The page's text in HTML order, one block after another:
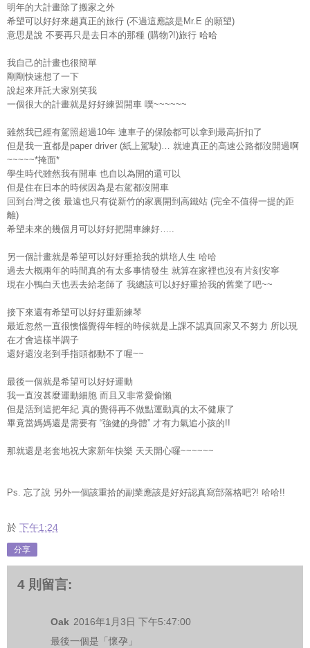
明年的大計畫除了搬家之外
希望可以好好來趟真正的旅行 (不過這應該是 Mr.E 的願望)
意思是說 不要再只是去日本的那種 (購物?!)旅行 哈哈
我自己的計畫也很簡單
剛剛快速想了一下
說起來拜託大家別笑我
一個很大的計畫就是好好練習開車 噗~~~~~~
雖然我已經有駕照超過10年 連車子的保險都可以拿到最高折扣了
但是我一直都是paper driver (紙上駕駛)… 就連真正的高速公路都沒開過啊
~~~~~*掩面*
學生時代雖然我有開車 也自以為開的還可以
但是住在日本的時候因為是右駕都沒開車
回到台灣之後 最遠也只有從新竹的家裏開到高鐵站 (完全不值得一提的距
離)
希望未來的幾個月可以好好把開車練好…..
另一個計畫就是希望可以好好重拾我的烘培人生 哈哈
過去大概兩年的時間真的有太多事情發生 就算在家裡也沒有片刻安寧
現在小鴨白天也丟去給老師了 我總該可以好好重拾我的舊業了吧~~
接下來還有希望可以好好重新練琴
最近忽然一直很懊惱覺得年輕的時候就是上課不認真回家又不努力 所以現
在才會這樣半調子
還好還沒老到手指頭都動不了喔~~
最後一個就是希望可以好好運動
我一直沒甚麼運動細胞 而且又非常愛偷懶
但是活到這把年紀 真的覺得再不做點運動真的太不健康了
畢竟當媽媽還是需要有 “強健的身體” 才有力氣追小孩的!!
那就還是老套地祝大家新年快樂 天天開心囉~~~~~~
Ps. 忘了說 另外一個該重拾的副業應該是好好認真寫部落格吧?! 哈哈!!
於 下午1:24
分享
4 則留言:
Oak 2016年1月3日 下午5:47:00
最後一個是「懷孕」